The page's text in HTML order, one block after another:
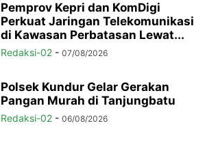
Pemprov Kepri dan KomDigi
Perkuat Jaringan Telekomunikasi
di Kawasan Perbatasan Lewat...
Redaksi-02 - 07/08/2026
Polsek Kundur Gelar Gerakan
Pangan Murah di Tanjungbatu
Redaksi-02 - 06/08/2026